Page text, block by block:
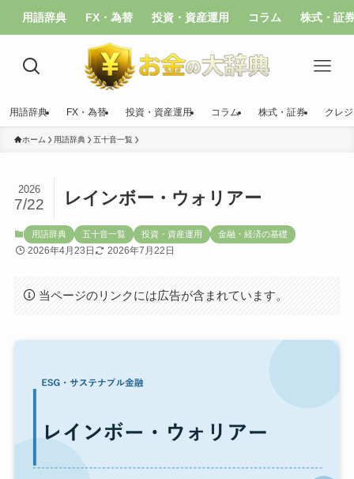
用語辞典 FX・為替 投資・資産運用 コラム 株式・証
用語辞典 FX・為替 投資・資産運用 コラム 株式・証券 クレ
ホーム 用語辞典 五十音一覧
レインボー・ウォリアー
2026
7/22
用語辞典 五十音一覧 投資・資産運用 金融・経済の基礎
2026年4月23日 2026年7月22日
当ページのリンクには広告が含まれています。